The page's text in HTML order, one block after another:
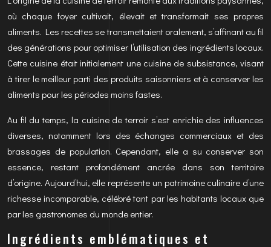
où chaque foyer cultivait, élevait et transformait ses propres
aliments. Les recettes se transmettaient oralement, s’affinant au fil
des générations pour optimiser l’utilisation des ingrédients locaux.
Cette cuisine était initialement une cuisine de subsistance, visant
à tirer le meilleur parti des produits saisonniers et à conserver les
aliments pour les périodes moins fastes.
Au fil du temps, la cuisine de terroir s’est enrichie des influences
diverses, notamment lors des échanges commerciaux et des
brassages de population. Cependant, elle a su conserver son
essence, restant profondément ancrée dans son territoire
d’origine. Aujourd’hui, elle représente un patrimoine culinaire d’une
richesse incomparable, célébré tant par les habitants locaux que
par les gastronomes du monde entier.
Ingrédients emblématiques et